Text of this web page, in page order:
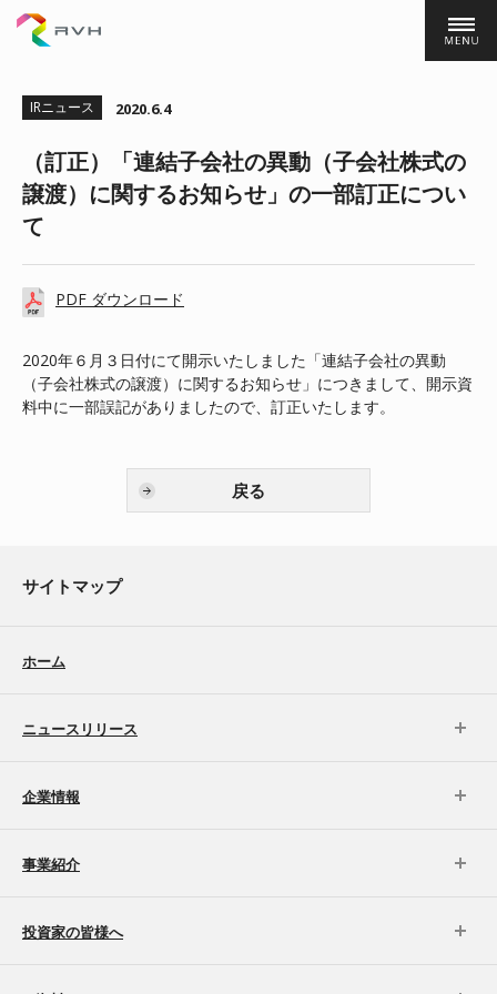
IRニュース 2020.6.4
（訂正）「連結子会社の異動（子会社株式の
譲渡）に関するお知らせ」の一部訂正につい
て
PDF ダウンロード
2020年６月３日付にて開示いたしました「連結子会社の異動
（子会社株式の譲渡）に関するお知らせ」につきまして、開示資
料中に一部誤記がありましたので、訂正いたします。
戻る
サイトマップ
ホーム
ニュースリリース
企業情報
事業紹介
投資家の皆様へ